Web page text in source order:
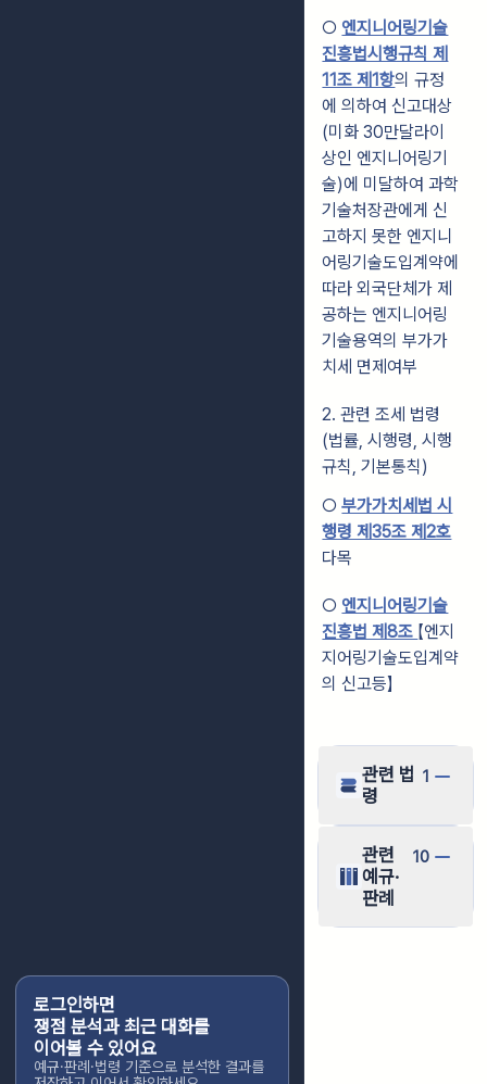
로그인하면
쟁점 분석과 최근 대화를
이어볼 수 있어요
예규·판례·법령 기준으로 분석한 결과를
○ 엔지니어링기술
진흥법시행규칙 제
11조 제1항의 규정
에 의하여 신고대상
(미화 30만달라이
상인 엔지니어링기
술)에 미달하여 과학
기술처장관에게 신
고하지 못한 엔지니
어링기술도입계약에
따라 외국단체가 제
공하는 엔지니어링
기술용역의 부가가
치세 면제여부
2. 관련 조세 법령
(법률, 시행령, 시행
규칙, 기본통칙)
○부가가치세법 시
행령 제35조 제2호
다목
○ 엔지니어링기술
진흥법 제8조 【엔지
지어링기술도입계약
의 신고등】
관련 법
령
1
관련
예규·
판례
10